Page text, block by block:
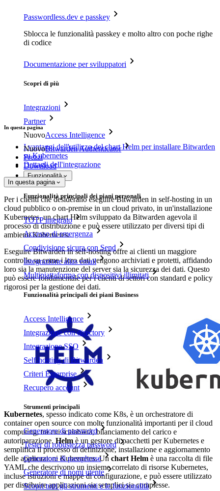
Passwordless.dev e passkey
Sblocca le funzionalità passkey e molto altro con poche righe
di codice
Documentazione per sviluppatori
Scopri di più
Integrazioni
Partner
NuovoAccess Intelligence
NuovoBitwarden Authenticator
Prezzi
Download
Funzionalità
Funzionalità principali dei piani personali
TOTP integrato
Accesso di emergenza
Condivisione sicura con Send
Integrazione alias email
Multipiattaforma con dispositivi illimitati
Funzionalità principali dei piani Business
Access Intelligence
Integrazione con directory
Integrazione SSO
Self-hosting di Bitwarden
Criteri Enterprise
Recupero account
Strumenti principali
Generatore di password
Tester di robustezza password
Generatore di passphrase
Generatore di nomi utente
Scopri tutti gli strumenti e le funzionalità
In questa pagina
I vantaggi dell'utilizzo del chart Helm per installare Bitwarden
su Kubernetes
Dettagli dell'integrazione
In questa pagina
Per i clienti che desiderano eseguire Bitwarden in self-hosting in un
cloud pubblico o on-premise in un cloud privato, in un'installazione
Kubernetes, un chart Helm sviluppato da Bitwarden agevola il
processo di distribuzione e può essere utilizzato per diversi tipi di
ambienti Kubernetes.
Eseguire Bitwarden in self-hosting offre ai clienti un maggiore
controllo su come i loro dati vengono archiviati e protetti, affidando
loro sia la manutenzione del server sia la sicurezza dei dati. Questo
può essere fondamentale per i clienti di settori con standard e policy
rigorosi per la gestione dei dati.
Kubernetes, spesso indicato come K8s, è un orchestratore di
container open source con molte funzionalità importanti per il cloud
computing, tra cui scalabilità, bilanciamento del carico e
autoriparazione. Helm è un gestore di pacchetti per Kubernetes e
semplifica il processo di definizione, installazione e aggiornamento
delle applicazioni Kubernetes. Un chart Helm è una raccolta di file
YAML che descrivono un insieme correlato di risorse Kubernetes,
incluse istruzioni e mappe di configurazione, e può essere utilizzato
per distribuire applicazioni sia semplici sia complesse.